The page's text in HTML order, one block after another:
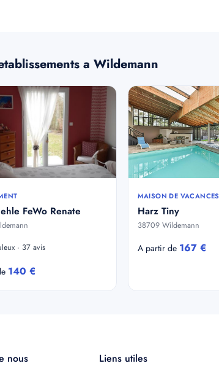
a Wildemann
FeWo Renate
· 37 avis
140 €
MAISON DE VACANCES
Harz Tiny
38709 Wildemann
A partir de 167 €
nous Liens utiles